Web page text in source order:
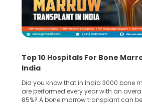
Top 10 Hospitals For Bone
India
Did you know that in India 3000 bone
are performed every year with an
85%? A bone marrow transplant can